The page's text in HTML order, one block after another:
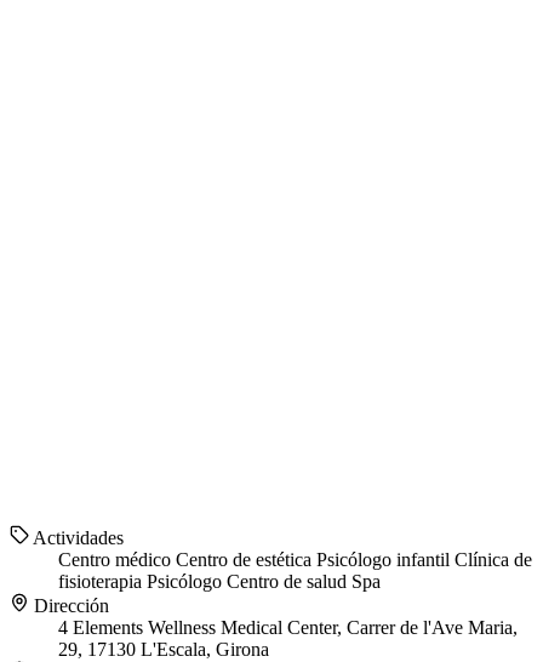
Actividades
Centro médico Centro de estética Psicólogo infantil Clínica de
fisioterapia Psicólogo Centro de salud Spa
Dirección
4 Elements Wellness Medical Center, Carrer de l'Ave Maria,
29, 17130 L'Escala, Girona